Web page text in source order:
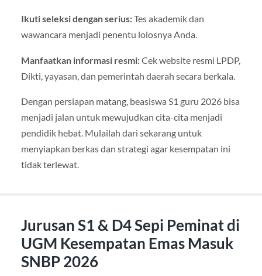
Ikuti seleksi dengan serius:Tes akademik dan
wawancara menjadi penentu lolosnya Anda.
Manfaatkan informasi resmi:Cek website resmi LPDP,
Dikti, yayasan, dan pemerintah daerah secara berkala.
Dengan persiapan matang, beasiswa S1 guru 2026 bisa
menjadi jalan untuk mewujudkan cita-cita menjadi
pendidik hebat. Mulailah dari sekarang untuk
menyiapkan berkas dan strategi agar kesempatan ini
tidak terlewat.
Jurusan S1 & D4 Sepi Peminat di
UGM Kesempatan Emas Masuk
SNBP 2026